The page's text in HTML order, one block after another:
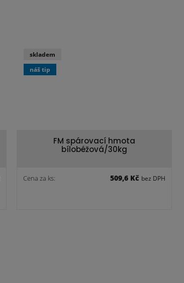
FM spárovací hmota
bílobéžová/30kg
Cena za ks: 509,6 Kč bez DPH
skladem
náš tip